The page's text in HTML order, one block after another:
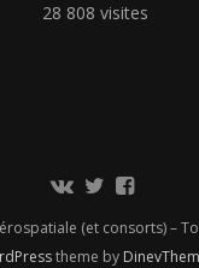
28 808 visites
Communauté
TwitterPage
(et consorts) –
theme by